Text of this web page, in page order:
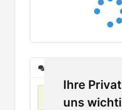
Ihre
uns
Нет данных